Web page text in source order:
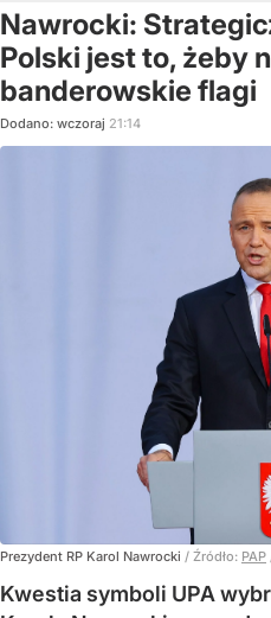
Nawrocki:
Polski jest to, żeby
banderowskie flagi
Dodano: wczoraj 21:14
Prezydent RP Karol Nawrocki / Źródło: PAP
Kwestia symboli UPA